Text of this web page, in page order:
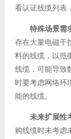
看认证线缆列表
特殊场景需
存在大量电磁干
料的线缆，以抵
线缆，可能导致
时要考虑网络环
能的线缆。
未来扩展性
购线缆时未考虑